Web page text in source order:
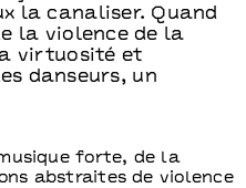
la canaliser. Quand
la violence de la
virtuosité et
danseurs, un
forte, de la
abstraites de violence